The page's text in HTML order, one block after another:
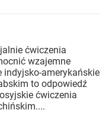
ćwiczenia
wzajemne
amerykańskie
to odpowiedź
ćwiczenia